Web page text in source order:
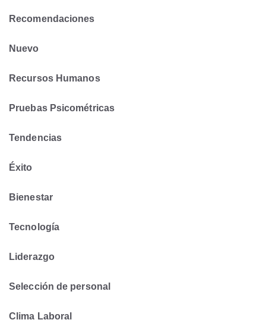
Recomendaciones
Nuevo
Recursos Humanos
Pruebas Psicométricas
Tendencias
Éxito
Bienestar
Tecnología
Liderazgo
Selección de personal
Clima Laboral